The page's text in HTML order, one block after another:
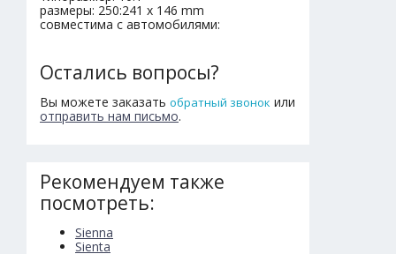
размеры: 250:241 x 146 mm
совместима с автомобилями:
Остались вопросы?
Вы можете заказать обратный звонок или
отправить нам письмо.
Рекомендуем также
посмотреть:
Sienna
Sienta